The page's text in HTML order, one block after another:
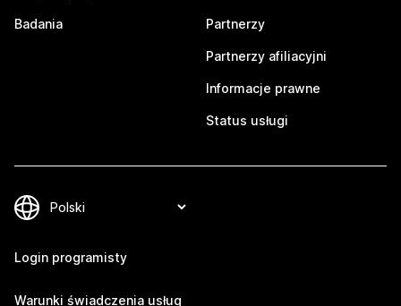
Badania Partnerzy
Partnerzy afiliacyjni
Informacje prawne
Status usługi
Login programisty
Warunki świadczenia usług